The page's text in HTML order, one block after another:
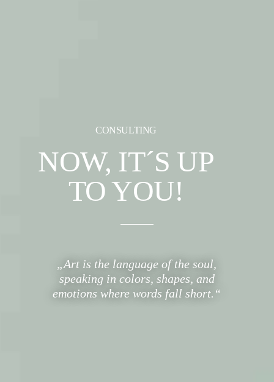
CONSULTING
NOW, IT´S UP
TO YOU!
„Art is the language of the soul,
speaking in colors, shapes, and
emotions where words fall short.“